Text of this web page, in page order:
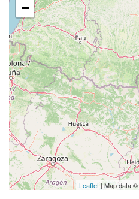
−
Leaflet | Map data ©